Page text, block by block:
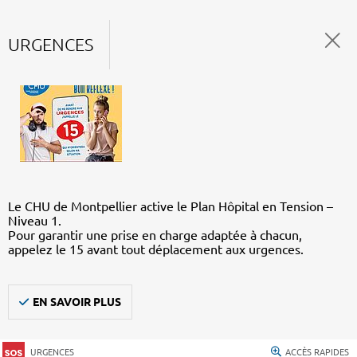
URGENCES
Le CHU de Montpellier active le Plan Hôpital en Tension –
Niveau 1.
Pour garantir une prise en charge adaptée à chacun,
appelez le 15 avant tout déplacement aux urgences.
EN SAVOIR PLUS
URGENCES ACCÈS RAPIDES